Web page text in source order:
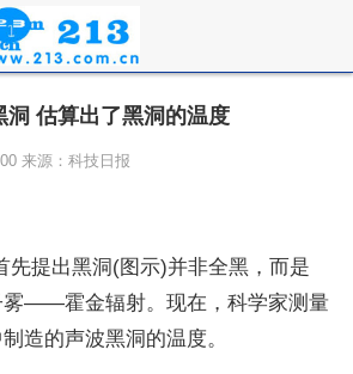
估算出了黑洞的温度
来源：科技日报
先提出黑洞(图示)并非全黑，而是
雾——霍金辐射。现在，科学家测量
造的声波黑洞的温度。